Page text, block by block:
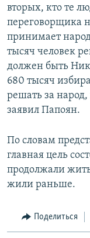
вторых, кто те
переговорщика
принимает
тысяч человек
должен быть
680 тысяч
решать за
заявил Папоян.
По словам
главная цель
продолжали
жили раньше.
Поделиться